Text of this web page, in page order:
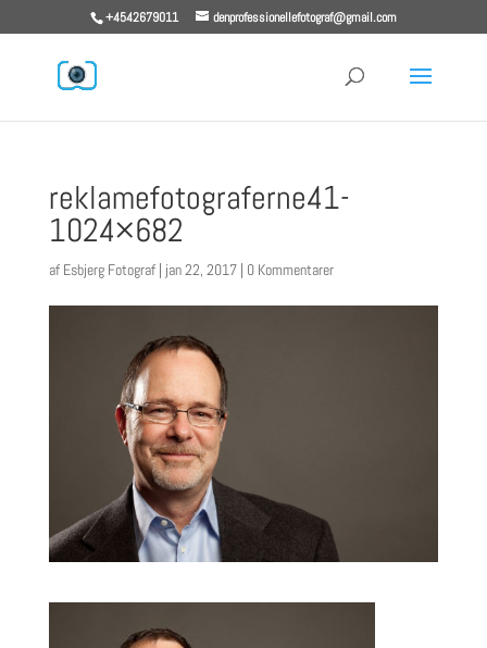
+4542679011 denprofessionellefotograf@gmail.com
reklamefotograferne41-
1024×682
af Esbjerg Fotograf| jan 22, 2017| 0 Kommentarer